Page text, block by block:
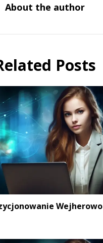
About the author
Posts
Wejherowo